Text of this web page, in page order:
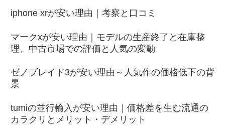
iphone xrが安い理由｜考察と口コミ
マークxが安い理由｜モデルの生産終了と在庫整
理、中古市場での評価と人気の変動
ゼノブレイド3が安い理由～人気作の価格低下の背
景
tumiの並行輸入が安い理由｜価格差を生む流通の
カラクリとメリット・デメリット